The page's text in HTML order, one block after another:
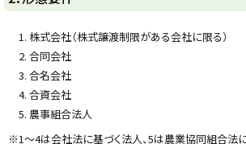
ッ
株式会社（株式譲渡制限がある会社に限る）
合同会社
合名会社
合資会社
農事組合法人
※1～4は会社法に基づく法人、5は農業協同組合法